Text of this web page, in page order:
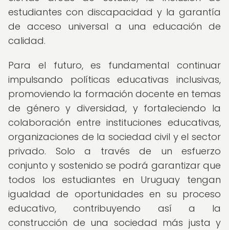
estudiantes con discapacidad y la garantía
de acceso universal a una educación de
calidad.
Para el futuro, es fundamental continuar
impulsando políticas educativas inclusivas,
promoviendo la formación docente en temas
de género y diversidad, y fortaleciendo la
colaboración entre instituciones educativas,
organizaciones de la sociedad civil y el sector
privado. Solo a través de un esfuerzo
conjunto y sostenido se podrá garantizar que
todos los estudiantes en Uruguay tengan
igualdad de oportunidades en su proceso
educativo, contribuyendo así a la
construcción de una sociedad más justa y